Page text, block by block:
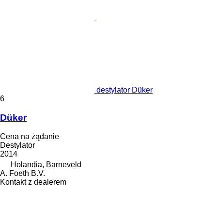
destylator Düker
6
Düker
Cena na żądanie
Destylator
2014
Holandia, Barneveld
A. Foeth B.V.
Kontakt z dealerem